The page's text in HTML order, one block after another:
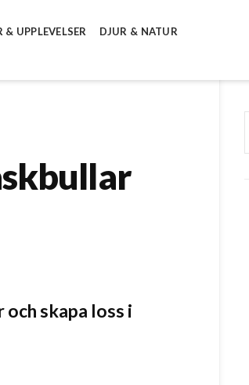
& UPPLEVELSER
DJUR & NATUR
skapa loss i